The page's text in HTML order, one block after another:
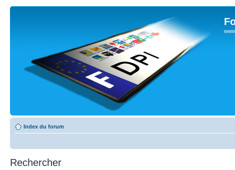
Index du forum
Rechercher